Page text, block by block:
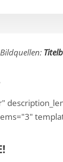
Bildquellen: